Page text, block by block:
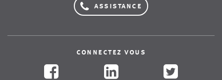
assistance
connectez vous